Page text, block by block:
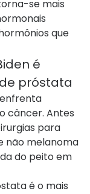
se mais
que
é
próstata
câncer. Antes
para
não melanoma
do peito em
é o mais